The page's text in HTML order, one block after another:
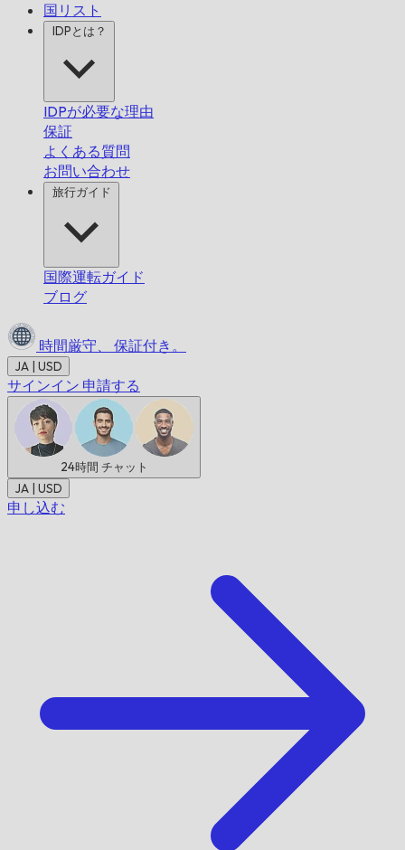
国リスト
IDPとは？
IDPが必要な理由
保証
よくある質問
お問い合わせ
旅行ガイド
国際運転ガイド
ブログ
時間厳守、 保証付き。
JA | USD
サインイン 申請する
24時間 チャット
JA | USD
申し込む